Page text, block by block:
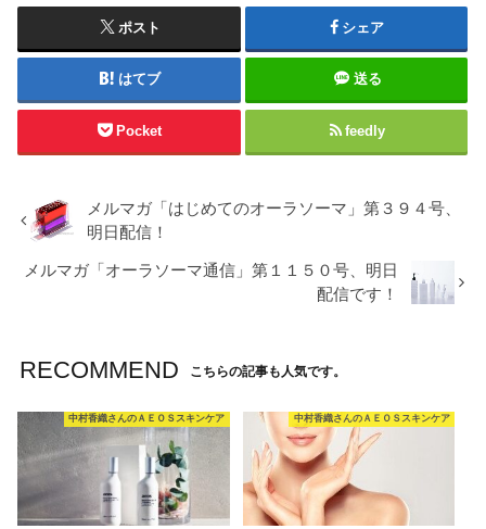
ポスト シェア
はてブ 送る
Pocket feedly
メルマガ「はじめてのオーラソーマ」第３９４号、
明日配信！
メルマガ「オーラソーマ通信」第１１５０号、明日
配信です！
RECOMMEND こちらの記事も人気です。
中村香織さんのＡＥＯＳスキンケア 中村香織さんのＡＥＯＳスキンケア